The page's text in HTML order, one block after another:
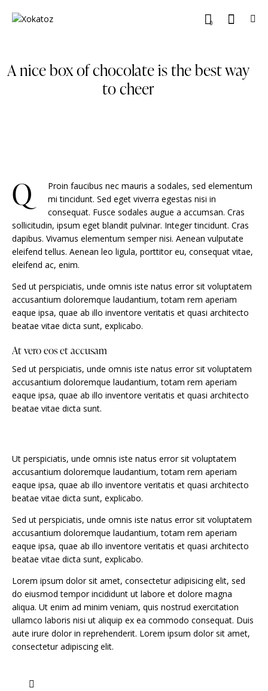
0
A nice box of chocolate is the best way
to cheer
Q
Proin faucibus nec mauris a sodales, sed elementum
mi tincidunt. Sed eget viverra egestas nisi in
consequat. Fusce sodales augue a accumsan. Cras
sollicitudin, ipsum eget blandit pulvinar. Integer tincidunt. Cras
dapibus. Vivamus elementum semper nisi. Aenean vulputate
eleifend tellus. Aenean leo ligula, porttitor eu, consequat vitae,
eleifend ac, enim.
Sed ut perspiciatis, unde omnis iste natus error sit voluptatem
accusantium doloremque laudantium, totam rem aperiam
eaque ipsa, quae ab illo inventore veritatis et quasi architecto
beatae vitae dicta sunt, explicabo.
At vero eos et accusam
Sed ut perspiciatis, unde omnis iste natus error sit voluptatem
accusantium doloremque laudantium, totam rem aperiam
eaque ipsa, quae ab illo inventore veritatis et quasi architecto
beatae vitae dicta sunt.
Ut perspiciatis, unde omnis iste natus error sit voluptatem
accusantium doloremque laudantium, totam rem aperiam
eaque ipsa, quae ab illo inventore veritatis et quasi architecto
beatae vitae dicta sunt, explicabo.
Sed ut perspiciatis, unde omnis iste natus error sit voluptatem
accusantium doloremque laudantium, totam rem aperiam
eaque ipsa, quae ab illo inventore veritatis et quasi architecto
beatae vitae dicta sunt, explicabo.
Lorem ipsum dolor sit amet, consectetur adipisicing elit, sed
do eiusmod tempor incididunt ut labore et dolore magna
aliqua. Ut enim ad minim veniam, quis nostrud exercitation
ullamco laboris nisi ut aliquip ex ea commodo consequat. Duis
aute irure dolor in reprehenderit. Lorem ipsum dolor sit amet,
consectetur adipiscing elit.